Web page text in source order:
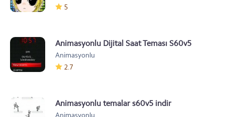
5
Animasyonlu Dijital Saat Teması S60v5
5800, N97
Animasyonlu
2.7
Animasyonlu temalar s60v5 indir
Animasyonlu